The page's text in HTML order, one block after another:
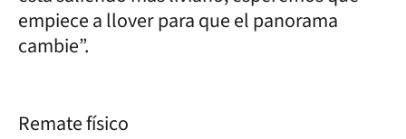
empiece a llover para que el panorama
cambie”.
Remate físico